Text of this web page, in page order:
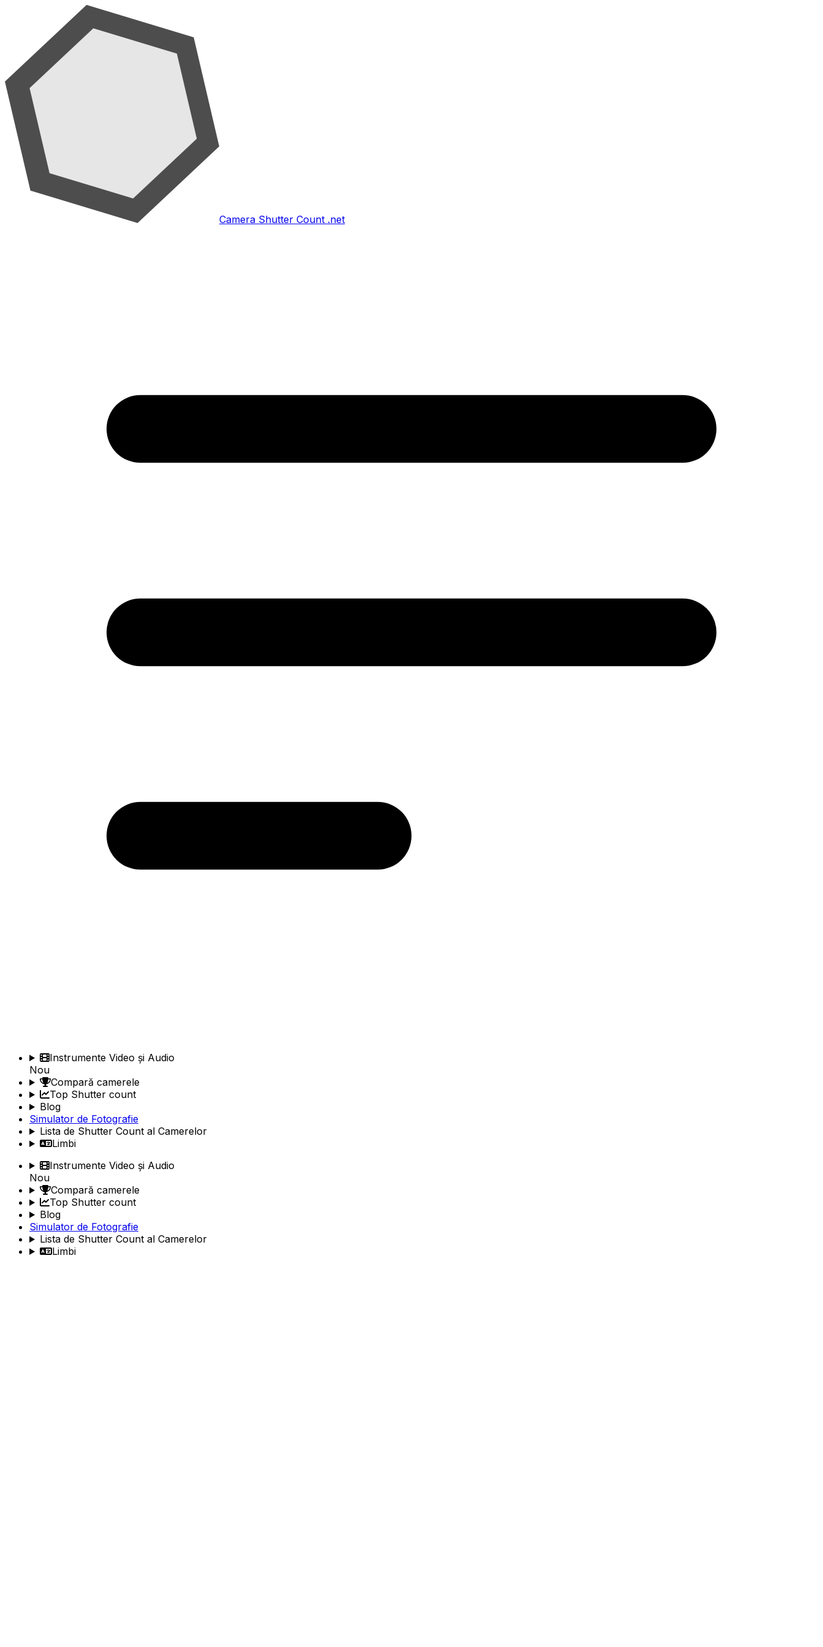
Camera Shutter Count .net
Instrumente Video și Audio
Nou
Compară camerele
Top Shutter count
Blog
Simulator de Fotografie
Lista de Shutter Count al Camerelor
Limbi
Instrumente Video și Audio
Nou
Compară camerele
Top Shutter count
Blog
Simulator de Fotografie
Lista de Shutter Count al Camerelor
Limbi